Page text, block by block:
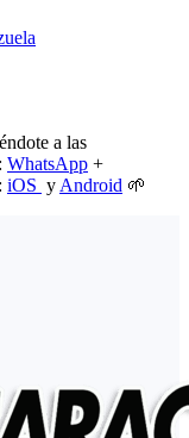
a las
WhatsApp +
iOS y Android 🌱